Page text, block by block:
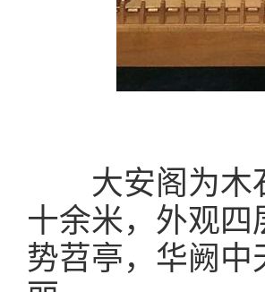
大安阁为木石
十余米，外观四
势苕亭，华阙中